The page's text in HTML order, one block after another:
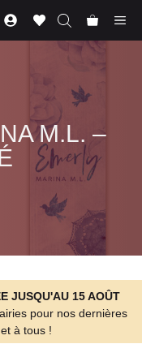
M.L. –
JUSQU'AU 15 AOÛT
pour nos dernières
à tous !